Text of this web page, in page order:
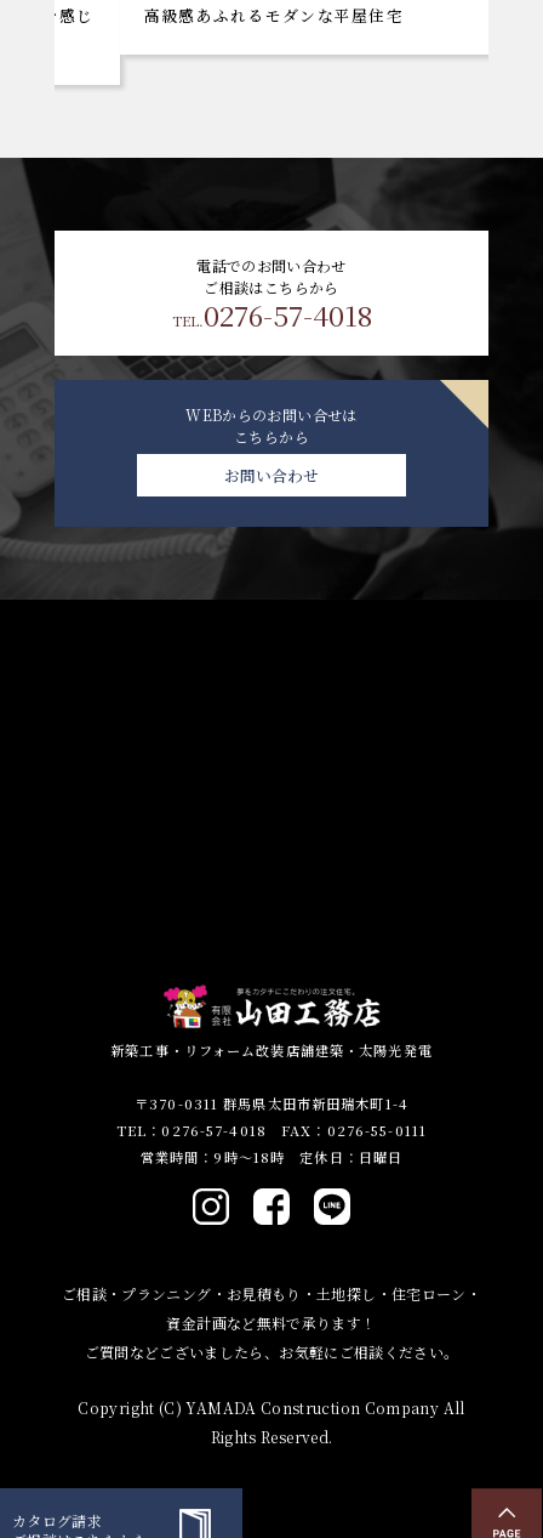
カタログ請求
高級感あふれるモダンな平屋住宅
電話でのお問い合わせ
ご相談はこちらから
TEL.0276-57-4018
WEBからのお問い合せは
こちらから
お問い合わせ
新築工事・リフォーム改装店舗建築・太陽光発電
〒370-0311 群馬県太田市新田瑞木町1-4
TEL：0276-57-4018 FAX：0276-55-0111
営業時間：9時～18時 定休日：日曜日
ご相談・プランニング・お見積もり・土地探し・住宅ローン・
資金計画など無料で承ります！
ご質問などございましたら、お気軽にご相談ください。
Copyright (C) YAMADA Construction Company All
Rights Reserved.